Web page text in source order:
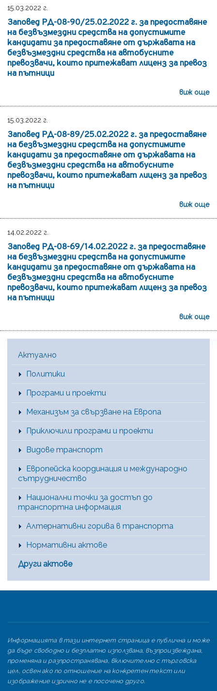
15.03.2022 г.
Заповед РД-08-90/25.02.2022 г. за предоставяне
на безвъзмездни средства на допустимите
кандидати за предоставяне от държавата на
безвъзмездни средства на автобусните
превозвачи, които притежават лиценз за превоз
на пътници
виж още
15.03.2022 г.
Заповед РД-08-89/25.02.2022 г. за предоставяне
на безвъзмездни средства на допустимите
кандидати за предоставяне от държавата на
безвъзмездни средства на автобусните
превозвачи, които притежават лиценз за превоз
на пътници
виж още
14.02.2022 г.
Заповед РД-08-69/14.02.2022 г. за предоставяне
на безвъзмездни средства на допустимите
кандидати за предоставяне от държавата на
безвъзмездни средства на автобусните
превозвачи, които притежават лиценз за превоз
на пътници
виж още
Main Menu [BG]
Актуално
Политики
Програми и проекти
Механизъм за свързване на Европа
Приключили програми и проекти
Видове транспорт
Европейска координация и международно
сътрудничество
Национални точки за достъп до
транспортна информация
Алтернативни горива в транспорта
Нормативни актове
Други актове
Информацията в тази интернет страница е публична и може
да бъде свободно и безплатно използвана, възпроизвеждана,
променяна и разпространявана, включително с търговска
цел, освен ако по отношение на конкретен текст или
изображение изрично не е посочено друго.